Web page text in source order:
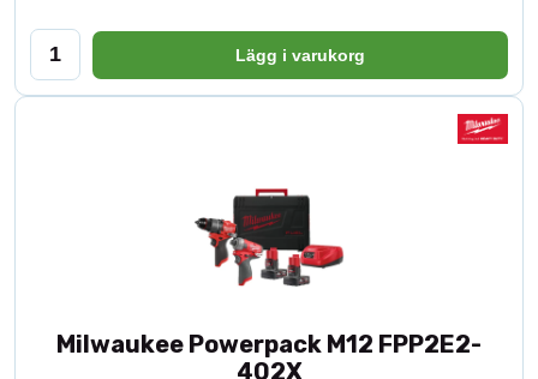
Lägg i varukorg
Milwaukee Powerpack M12 FPP2E2-
402X